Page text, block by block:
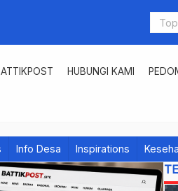
HUBUNGI KAMI
Info Desa Inspirations